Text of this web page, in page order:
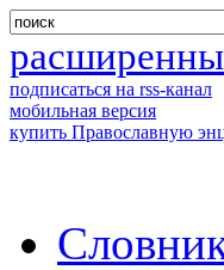
подписаться на rss-канал
мобильная версия
купить Православную